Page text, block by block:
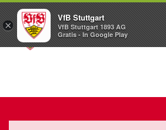
×
VfB Stuttgart
VfB Stuttgart 1893 AG
Gratis - In Google Play